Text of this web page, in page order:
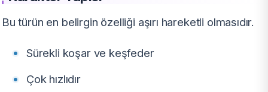
Bu türün en belirgin özelliği aşırı hareketli olmasıdır.
Sürekli koşar ve keşfeder
Çok hızlıdır